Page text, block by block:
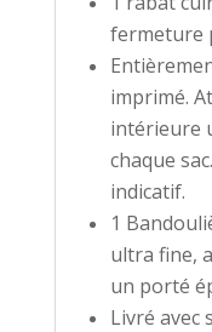
fermeture
imprimé.
intérieure
chaque
indicatif.
1
ultra fine,
un porté
Livré avec